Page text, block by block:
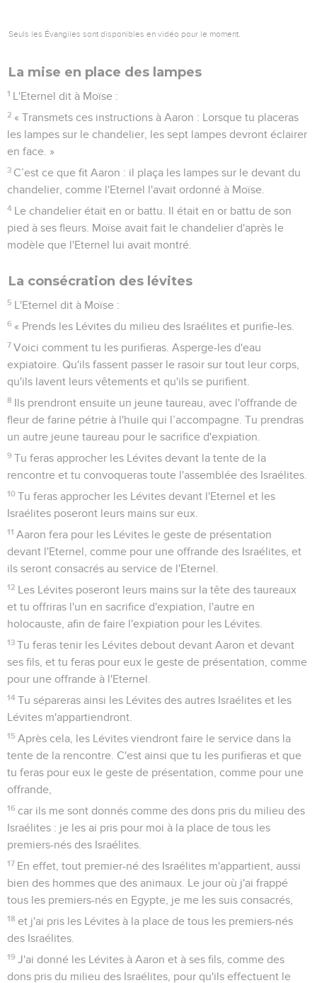
Seuls les Évangiles sont disponibles en vidéo pour le moment.
La mise en place des lampes
1 L'Eternel dit à Moïse :
2 « Transmets ces instructions à Aaron : Lorsque tu placeras
les lampes sur le chandelier, les sept lampes devront éclairer
en face. »
3 C’est ce que fit Aaron : il plaça les lampes sur le devant du
chandelier, comme l'Eternel l'avait ordonné à Moïse.
4 Le chandelier était en or battu. Il était en or battu de son
pied à ses fleurs. Moïse avait fait le chandelier d'après le
modèle que l'Eternel lui avait montré.
La consécration des lévites
5 L'Eternel dit à Moïse :
6 « Prends les Lévites du milieu des Israélites et purifie-les.
7 Voici comment tu les purifieras. Asperge-les d'eau
expiatoire. Qu'ils fassent passer le rasoir sur tout leur corps,
qu'ils lavent leurs vêtements et qu'ils se purifient.
8 Ils prendront ensuite un jeune taureau, avec l'offrande de
fleur de farine pétrie à l'huile qui l’accompagne. Tu prendras
un autre jeune taureau pour le sacrifice d'expiation.
9 Tu feras approcher les Lévites devant la tente de la
rencontre et tu convoqueras toute l'assemblée des Israélites.
10 Tu feras approcher les Lévites devant l'Eternel et les
Israélites poseront leurs mains sur eux.
11 Aaron fera pour les Lévites le geste de présentation
devant l'Eternel, comme pour une offrande des Israélites, et
ils seront consacrés au service de l'Eternel.
12 Les Lévites poseront leurs mains sur la tête des taureaux
et tu offriras l'un en sacrifice d'expiation, l'autre en
holocauste, afin de faire l'expiation pour les Lévites.
13 Tu feras tenir les Lévites debout devant Aaron et devant
ses fils, et tu feras pour eux le geste de présentation, comme
pour une offrande à l'Eternel.
14 Tu sépareras ainsi les Lévites des autres Israélites et les
Lévites m'appartiendront.
15 Après cela, les Lévites viendront faire le service dans la
tente de la rencontre. C'est ainsi que tu les purifieras et que
tu feras pour eux le geste de présentation, comme pour une
offrande,
16 car ils me sont donnés comme des dons pris du milieu des
Israélites : je les ai pris pour moi à la place de tous les
premiers-nés des Israélites.
17 En effet, tout premier-né des Israélites m'appartient, aussi
bien des hommes que des animaux. Le jour où j'ai frappé
tous les premiers-nés en Egypte, je me les suis consacrés,
18 et j'ai pris les Lévites à la place de tous les premiers-nés
des Israélites.
19 J'ai donné les Lévites à Aaron et à ses fils, comme des
dons pris du milieu des Israélites, pour qu'ils effectuent le